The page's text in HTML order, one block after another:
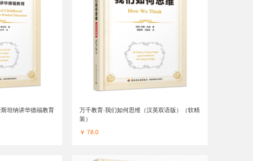
坦纳讲华德福教育
万千教育·我们如何思维（汉英双语版）（软精
装）
￥ 78.0